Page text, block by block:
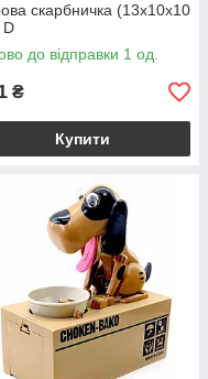
скарбничка (13х10х10
до відправки 1 од.
₴
Купити